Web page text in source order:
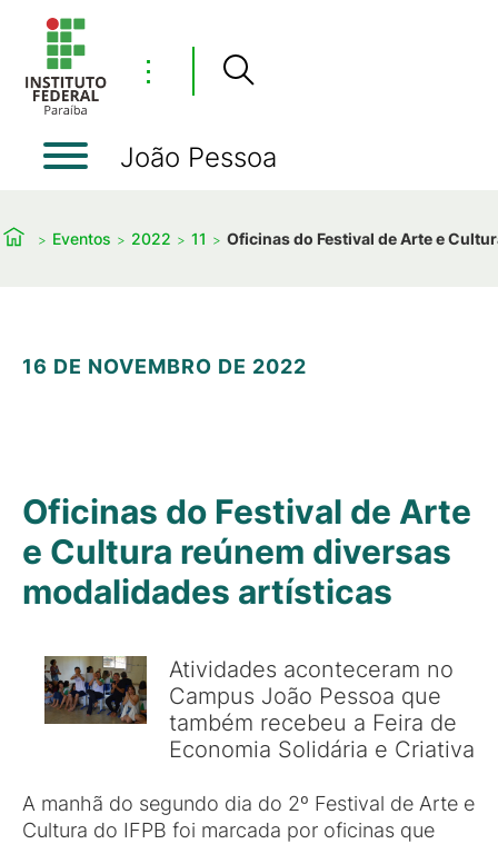
⋮
João Pessoa
Eventos 2022 11 Oficinas do Festival de Arte e
16 DE NOVEMBRO DE 2022
Oficinas do Festival de Arte
e Cultura reúnem diversas
modalidades artísticas
Atividades aconteceram no
Campus João Pessoa que
também recebeu a Feira de
Economia Solidária e Criativa
A manhã do segundo dia do 2º Festival de Arte e
Cultura do IFPB foi marcada por oficinas que